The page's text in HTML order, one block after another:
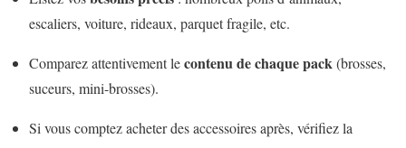
escaliers, voiture, rideaux, parquet fragile, etc.
Comparez attentivement lecontenu de chaque pack (brosses,
suceurs, mini-brosses).
Si vous comptez acheter des accessoires après, vérifiez la